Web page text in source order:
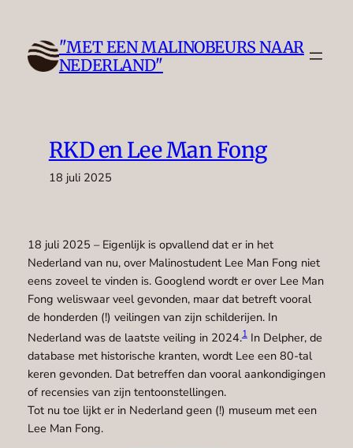
inhoud
"MET EEN MALINOBEURS NAAR
NEDERLAND"
RKD en Lee Man Fong
18 juli 2025
18 juli 2025 – Eigenlijk is opvallend dat er in het
Nederland van nu, over Malinostudent Lee Man Fong niet
eens zoveel te vinden is. Googlend wordt er over Lee Man
Fong weliswaar veel gevonden, maar dat betreft vooral
de honderden (!) veilingen van zijn schilderijen. In
Nederland was de laatste veiling in 2024.1In Delpher, de
database met historische kranten, wordt Lee een 80-tal
keren gevonden. Dat betreffen dan vooral aankondigingen
of recensies van zijn tentoonstellingen.
Tot nu toe lijkt er in Nederland geen (!) museum met een
Lee Man Fong.